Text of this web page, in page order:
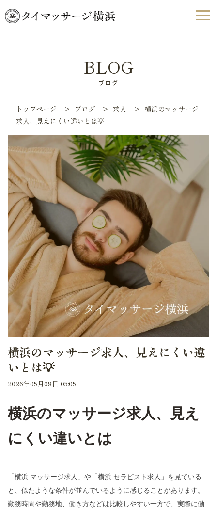
ブログ
BLOG
トップページ > ブログ > 求人 > 横浜のマッサージ
求人、見えにくい違いとは💡
横浜のマッサージ求人、見えにくい違
いとは💡
2026年05月08日 05:05
横浜のマッサージ求人、見え
にくい違いとは
「横浜 マッサージ求人」や「横浜 セラピスト求人」を見ている
と、似たような条件が並んでいるように感じることがあります。
勤務時間や勤務地、働き方などは比較しやすい一方で、実際に働